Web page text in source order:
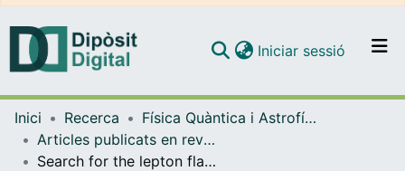
Navega per tot el DD
Com publicar
Iniciar sessió (current)
Inici Recerca
Física Quàntica i Astrofísica
Articles publicats en revistes (Física Quàntica i Astrofísica)
Search for the lepton flavour violating decay τ− → μ−μ+μ−